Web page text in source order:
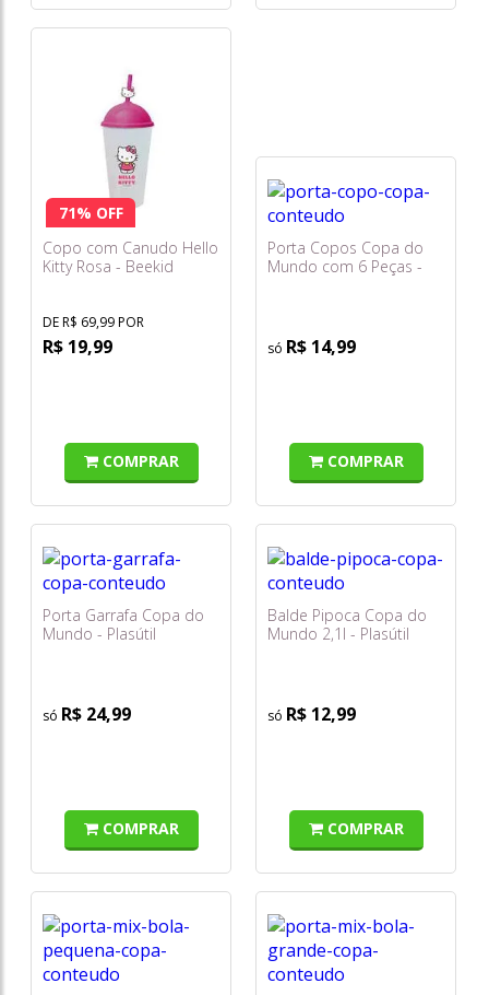
71% OFF
Copo com Canudo Hello
Kitty Rosa - Beekid
DE R$ 69,99 POR
R$ 19,99
COMPRAR
Porta Copos Copa do
Mundo com 6 Peças -
R$ 14,99
COMPRAR
Porta Garrafa Copa do
Mundo - Plasútil
R$ 24,99
COMPRAR
Balde Pipoca Copa do
Mundo 2,1l - Plasútil
R$ 12,99
COMPRAR